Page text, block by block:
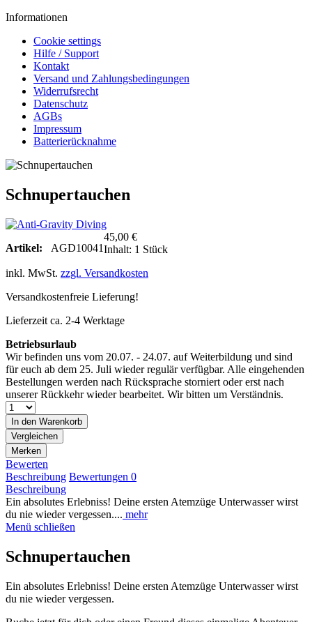
Informationen
Cookie settings
Hilfe / Support
Kontakt
Versand und Zahlungsbedingungen
Widerrufsrecht
Datenschutz
AGBs
Impressum
Batterierücknahme
Schnupertauchen
Artikel: AGD10041
45,00 €
Inhalt: 1 Stück
inkl. MwSt. zzgl. Versandkosten
Versandkostenfreie Lieferung!
Lieferzeit ca. 2-4 Werktage
Betriebsurlaub
Wir befinden uns vom 20.07. - 24.07. auf Weiterbildung und sind
für euch ab dem 25. Juli wieder regulär verfügbar. Alle eingehenden
Bestellungen werden nach Rücksprache storniert oder erst nach
unserer Rückkehr wieder bearbeitet. Wir bitten um Verständnis.
In den Warenkorb
Vergleichen
Merken
Bewerten
Beschreibung Bewertungen 0
Beschreibung
Ein absolutes Erlebniss! Deine ersten Atemzüge Unterwasser wirst
du nie wieder vergessen.... mehr
Menü schließen
Schnupertauchen
Ein absolutes Erlebniss! Deine ersten Atemzüge Unterwasser wirst
du nie wieder vergessen.